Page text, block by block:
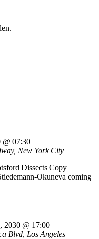
@ 07:30
New York City
Dissects Copy
Okuneva coming
2030 @ 17:00
Blvd, Los Angeles